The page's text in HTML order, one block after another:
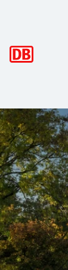
München
Neben
Spannende
Viele der
Und bei all